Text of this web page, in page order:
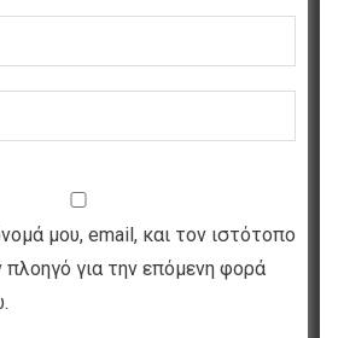
μου, email, και τον ιστότοπο
πλοηγό για την επόμενη φορά